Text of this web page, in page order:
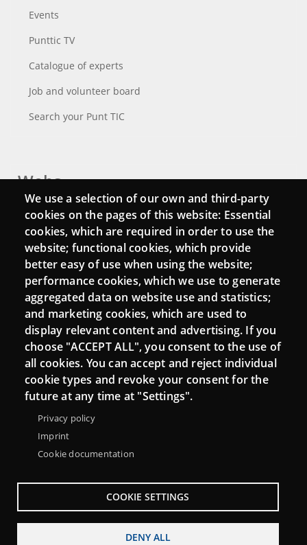
Events
Punttic TV
Catalogue of experts
Job and volunteer board
Search your Punt TIC
Webs
Login
Mattermost Punt TIC
Moodle CampusLab
Connect
Contact
Newsletters
We use a selection of our own and third-party
cookies on the pages of this website: Essential
cookies, which are required in order to use the
website; functional cookies, which provide
better easy of use when using the website;
performance cookies, which we use to generate
aggregated data on website use and statistics;
and marketing cookies, which are used to
display relevant content and advertising. If you
choose "ACCEPT ALL", you consent to the use of
all cookies. You can accept and reject individual
cookie types and revoke your consent for the
future at any time at "Settings".
Privacy policy
Imprint
Cookie documentation
COOKIE SETTINGS
DENY ALL